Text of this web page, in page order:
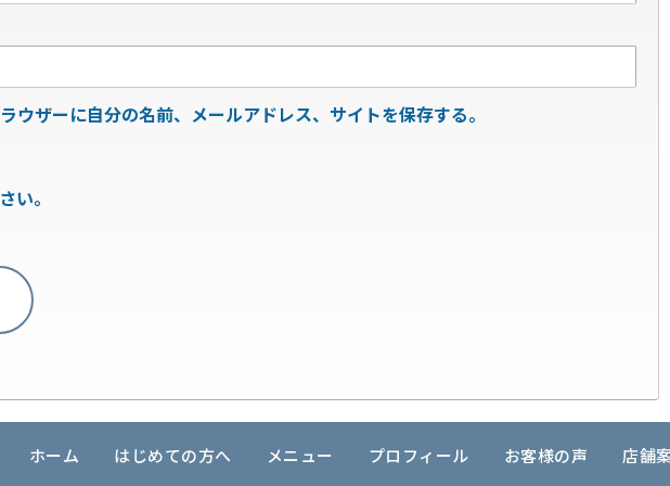
ウザーに自分の名前、メールアドレス、サイトを保存する。
い。
ホーム はじめての方へ メニュー プロフィール お客様の声 店舗